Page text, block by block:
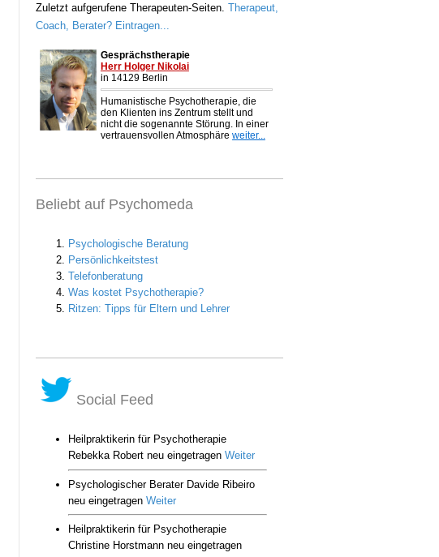
Zuletzt aufgerufene Therapeuten-Seiten. Therapeut,
Coach, Berater? Eintragen...
Beliebt auf Psychomeda
Social Feed